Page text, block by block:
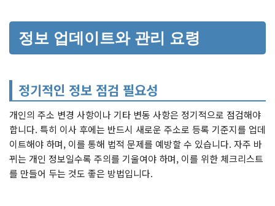
정보 업데이트와 관리 요령
정기적인 정보 점검 필요성
개인의 주소 변경 사항이나 기타 변동 사항은 정기적으로 점검해야
합니다. 특히 이사 후에는 반드시 새로운 주소로 등록 기준지를 업데
이트해야 하며, 이를 통해 법적 문제를 예방할 수 있습니다. 자주 바
뀌는 개인 정보일수록 주의를 기울여야 하며, 이를 위한 체크리스트
를 만들어 두는 것도 좋은 방법입니다.